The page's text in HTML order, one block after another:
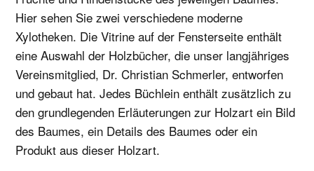
Hier sehen Sie zwei verschiedene moderne
Xylotheken. Die Vitrine auf der Fensterseite enthält
eine Auswahl der Holzbücher, die unser langjähriges
Vereinsmitglied, Dr. Christian Schmerler, entworfen
und gebaut hat. Jedes Büchlein enthält zusätzlich zu
den grundlegenden Erläuterungen zur Holzart ein Bild
des Baumes, ein Details des Baumes oder ein
Produkt aus dieser Holzart.